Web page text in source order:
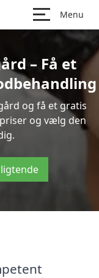
Menu
– Få et
og få et gratis
og vælg den